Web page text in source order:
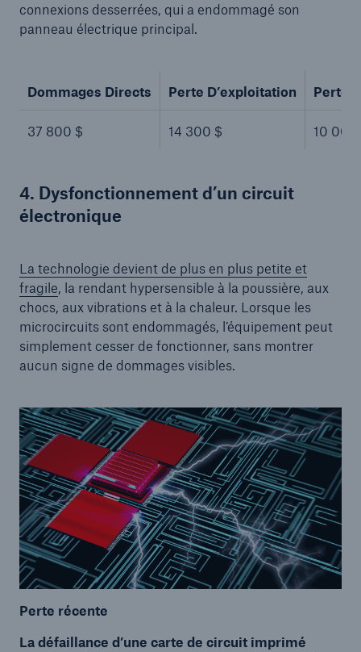
connexions desserrées, qui a endommagé son
panneau électrique principal.
Dommages Directs Perte D’exploitation Perte
37 800 $ 14 300 $ 10 000
4. Dysfonctionnement d’un circuit
électronique
La technologie devient de plus en plus petite et
fragile, la rendant hypersensible à la poussière, aux
chocs, aux vibrations et à la chaleur. Lorsque les
microcircuits sont endommagés, l’équipement peut
simplement cesser de fonctionner, sans montrer
aucun signe de dommages visibles.
Perte récente
La défaillance d’une carte de circuit imprimé